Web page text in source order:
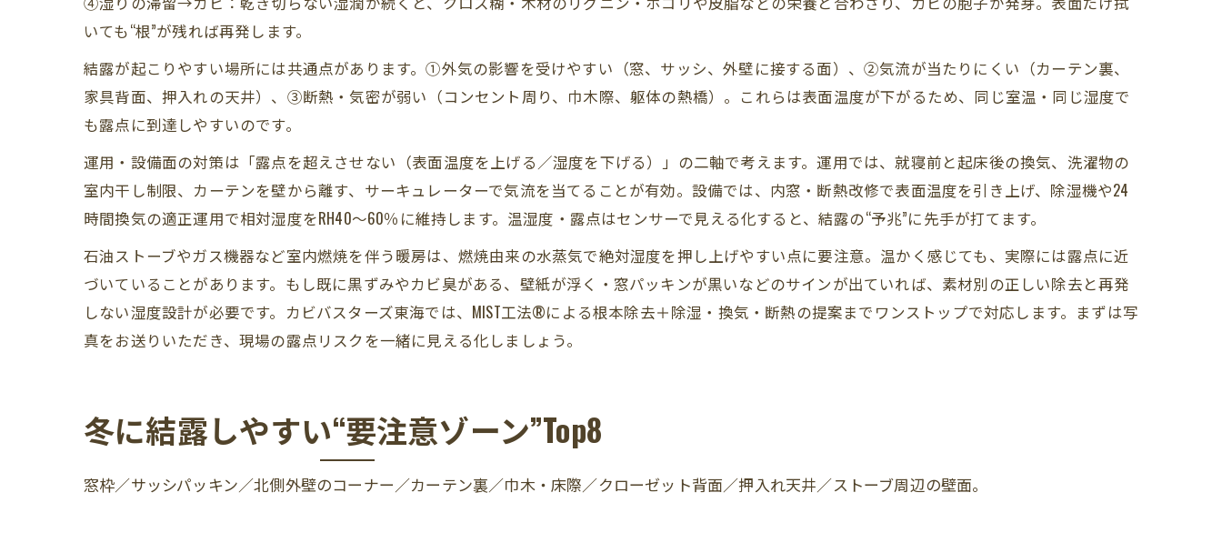
いても“根”が残れば再発します。
結露が起こりやすい場所には共通点があります。①外気の影響を受けやすい（窓、サッシ、外壁に接する面）、②気流が当たりにくい（カーテン裏、
家具背面、押入れの天井）、③断熱・気密が弱い（コンセント周り、巾木際、躯体の熱橋）。これらは表面温度が下がるため、同じ室温・同じ湿度で
も露点に到達しやすいのです。
運用・設備面の対策は「露点を超えさせない（表面温度を上げる／湿度を下げる）」の二軸で考えます。運用では、就寝前と起床後の換気、洗濯物の
室内干し制限、カーテンを壁から離す、サーキュレーターで気流を当てることが有効。設備では、内窓・断熱改修で表面温度を引き上げ、除湿機や24
時間換気の適正運用で相対湿度をRH40～60％に維持します。温湿度・露点はセンサーで見える化すると、結露の“予兆”に先手が打てます。
石油ストーブやガス機器など室内燃焼を伴う暖房は、燃焼由来の水蒸気で絶対湿度を押し上げやすい点に要注意。温かく感じても、実際には露点に近
づいていることがあります。もし既に黒ずみやカビ臭がある、壁紙が浮く・窓パッキンが黒いなどのサインが出ていれば、素材別の正しい除去と再発
しない湿度設計が必要です。カビバスターズ東海では、MIST工法®による根本除去＋除湿・換気・断熱の提案までワンストップで対応します。まずは写
真をお送りいただき、現場の露点リスクを一緒に見える化しましょう。
冬に結露しやすい“要注意ゾーン”Top8
窓枠／サッシパッキン／北側外壁のコーナー／カーテン裏／巾木・床際／クローゼット背面／押入れ天井／ストーブ周辺の壁面。